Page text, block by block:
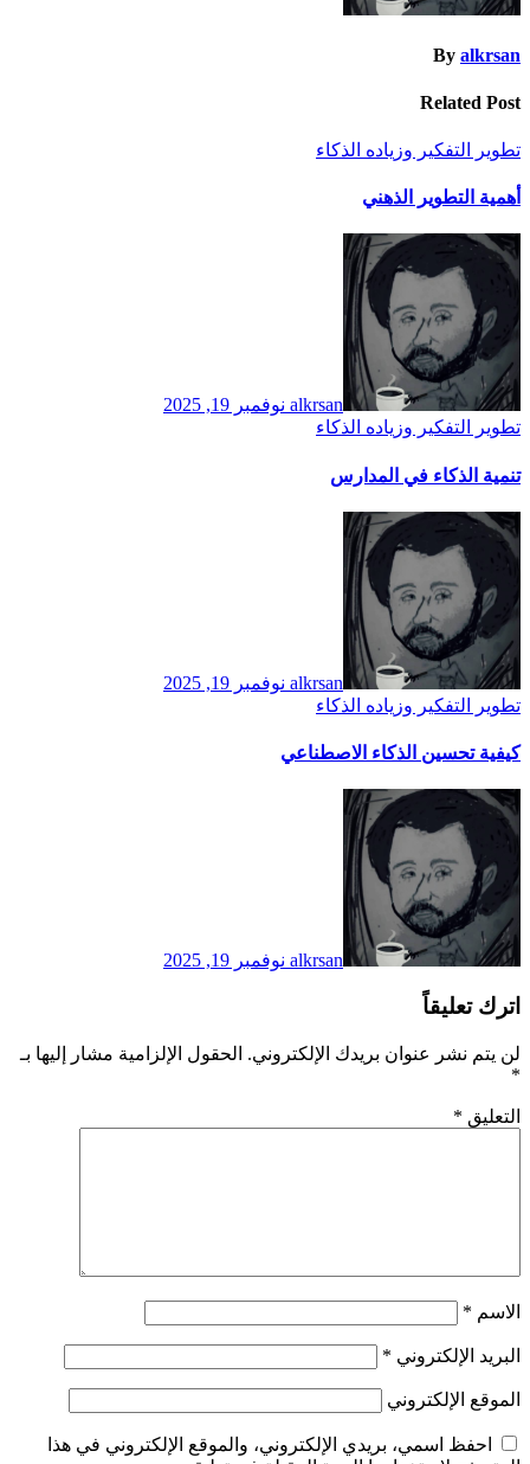
By alkrsan
Related Post
تطوير التفكير وزياده الذكاء
أهمية التطوير الذهني
alkrsan نوفمبر 19, 2025
تطوير التفكير وزياده الذكاء
تنمية الذكاء في المدارس
alkrsan نوفمبر 19, 2025
تطوير التفكير وزياده الذكاء
كيفية تحسين الذكاء الاصطناعي
alkrsan نوفمبر 19, 2025
اترك تعليقاً
لن يتم نشر عنوان بريدك الإلكتروني. الحقول الإلزامية مشار إليها بـ
*
التعليق *
الاسم *
البريد الإلكتروني *
الموقع الإلكتروني
احفظ اسمي، بريدي الإلكتروني، والموقع الإلكتروني في هذا